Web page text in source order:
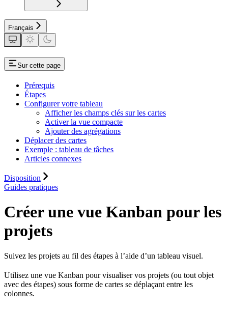
Français
Sur cette page
Prérequis
Étapes
Configurer votre tableau
Afficher les champs clés sur les cartes
Activer la vue compacte
Ajouter des agrégations
Déplacer des cartes
Exemple : tableau de tâches
Articles connexes
Disposition
Guides pratiques
Créer une vue Kanban pour les
projets
Suivez les projets au fil des étapes à l’aide d’un tableau visuel.
Utilisez une vue Kanban pour visualiser vos projets (ou tout objet
avec des étapes) sous forme de cartes se déplaçant entre les
colonnes.